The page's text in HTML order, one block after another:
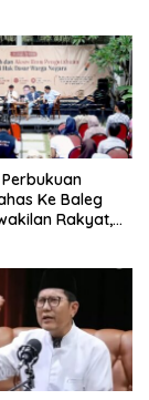
Perbukuan
Ke Baleg
Rakyat,